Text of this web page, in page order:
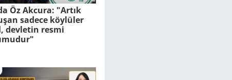
Öz Akcura: "Artık
sadece köylüler
devletin resmi